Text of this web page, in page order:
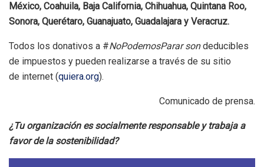
México, Coahuila, Baja California, Chihuahua, Quintana Roo,
Sonora, Querétaro, Guanajuato, Guadalajara y Veracruz.
Todos los donativos a #NoPodemosParar sondeducibles
de impuestos y pueden realizarse a través de su sitio
de internet (quiera.org).
Comunicado de prensa.
¿Tu organización es socialmente responsable y trabaja a
favor de la sostenibilidad?